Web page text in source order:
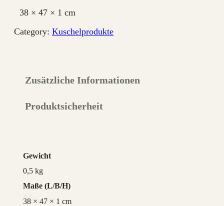
e
38 × 47 × 1 cm
Category: Kuschelprodukte
Zusätzliche Informationen
Produktsicherheit
Gewicht
0,5 kg
Maße
38 × 47 × 1 cm